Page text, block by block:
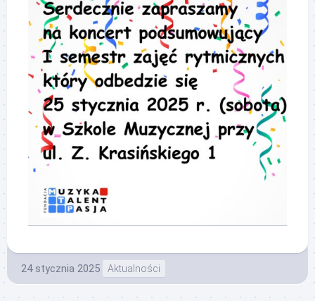
24 stycznia 2025 Aktualności